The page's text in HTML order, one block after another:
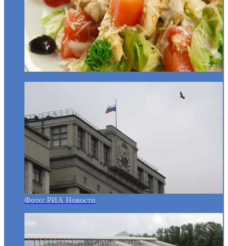
Фото: РИА Новости